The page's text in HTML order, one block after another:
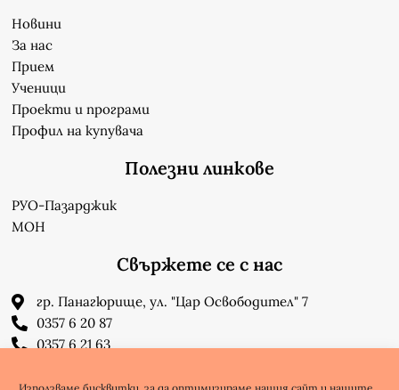
Новини
За нас
Прием
Ученици
Проекти и програми
Профил на купувача
Полезни линкове
РУО-Пазарджик
МОН
Свържете се с нас
гр. Панагюрище, ул. "Цар Освободител" 7
0357 6 20 87
0357 6 21 63